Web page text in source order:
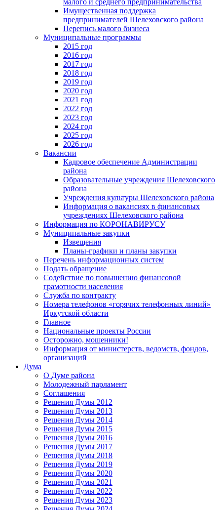
Имущественная поддержка
предпринимателей Шелеховского района
Перепись малого бизнеса
Муниципальные программы
2015 год
2016 год
2017 год
2018 год
2019 год
2020 год
2021 год
2022 год
2023 год
2024 год
2025 год
2026 год
Вакансии
Кадровое обеспечение Администрации
района
Образовательные учреждения Шелеховского
района
Учреждения культуры Шелеховского района
Информация о вакансиях в финансовых
учреждениях Шелеховского района
Информация по КОРОНАВИРУСУ
Муниципальные закупки
Извещения
Планы-графики и планы закупки
Перечень информационных систем
Подать обращение
Содействие по повышению финансовой
грамотности населения
Служба по контракту
Номера телефонов «горячих телефонных линий»
Иркутской области
Главное
Национальные проекты России
Осторожно, мошенники!
Информация от министерств, ведомств, фондов,
организаций
Дума
О Думе района
Молодежный парламент
Соглашения
Решения Думы 2012
Решения Думы 2013
Решения Думы 2014
Решения Думы 2015
Решения Думы 2016
Решения Думы 2017
Решения Думы 2018
Решения Думы 2019
Решения Думы 2020
Решения Думы 2021
Решения Думы 2022
Решения Думы 2023